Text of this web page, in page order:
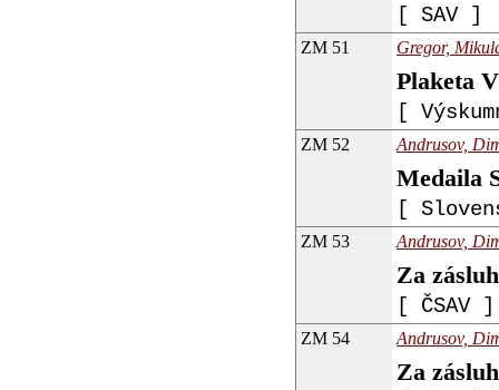
[ SAV ]
ZM 51 Gregor,
Plaketa
[
ZM 52 Andrusov,
Medaila
[
ZM 53 Andrusov,
Za
[ ČSAV ]
ZM 54 Andrusov,
Za